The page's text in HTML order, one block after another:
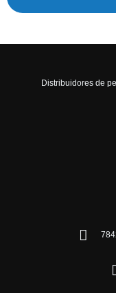
Distribuidores de